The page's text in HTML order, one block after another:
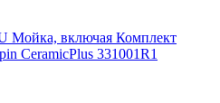
Мойка, включая Комплект
CeramicPlus 331001R1